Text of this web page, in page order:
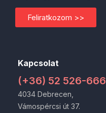
Kapcsolat
(+36) 52 526-666
4034 Debrecen,
Vámospércsi út 37.
Feliratkozom >>